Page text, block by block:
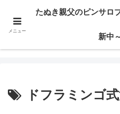
ハードサービス嬢を求めて
たぬき親父のピンサロブ
ドフラミンゴ
メニュー
たぬき親父のピンサロ
新中